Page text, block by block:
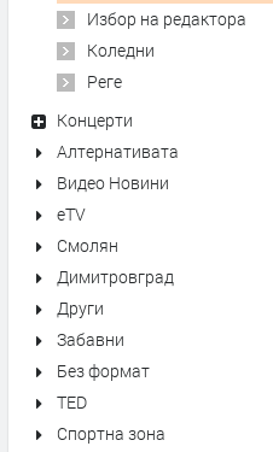
Избор на редактора
Коледни
Реге
Концерти
Алтернативата
Видео Новини
eTV
Смолян
Димитровград
Други
Забавни
Без формат
TED
Спортна зона